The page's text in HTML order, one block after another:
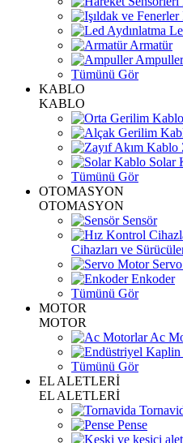
Armatür
Ampuller
Tümünü Gör
KABLO
KABLO
Solar
Tümünü Gör
OTOMASYON
OTOMASYON
Sensör
Cihazları ve
Enkoder
Tümünü Gör
MOTOR
MOTOR
Ac
Tümünü Gör
EL ALETLERİ
EL ALETLERİ
Pense